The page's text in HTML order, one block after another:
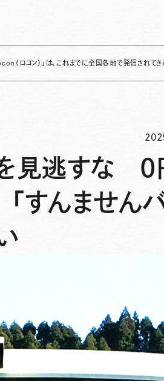
」は、これまでに全国各地で発信されてきた地域情報
を見逃すな 0
すんません